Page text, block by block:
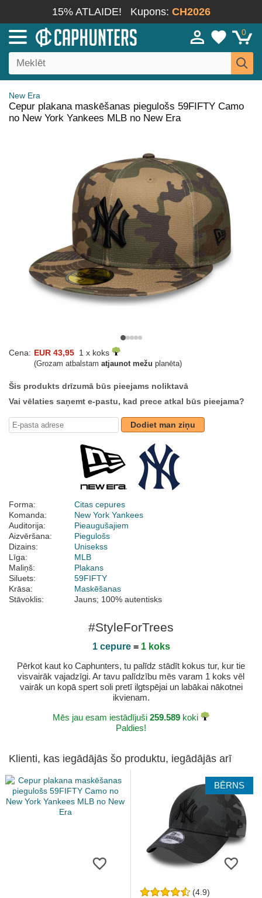
15% ATLAIDE! Kupons: CH2026
0
New Era
Cepur plakana maskēšanas piegulošs 59FIFTY Camo
no New York Yankees MLB no New Era
Cena: EUR 43,95 1 x koks
(Grozam atbalstam atjaunot mežu planēta)
Šis produkts drīzumā būs pieejams noliktavā
Vai vēlaties saņemt e-pastu, kad prece atkal būs pieejama?
Dodiet man ziņu
Forma:
Citas cepures
Komanda:
New York Yankees
Auditorija:
Pieaugušajiem
Aizvēršana:
Piegulošs
Dizains:
Unisekss
Līga:
MLB
Maliņš:
Plakans
Siluets:
59FIFTY
Krāsa:
Maskēšanas
Stāvoklis:
Jauns; 100% autentisks
#StyleForTrees
1 cepure= 1 koks
Pērkot kaut ko Caphunters, tu palīdz stādīt kokus tur, kur tie
visvairāk vajadzīgi. Ar tavu palīdzību mēs varam 1 koks vēl
vairāk un kopā spert soli pretī ilgtspējai un labākai nākotnei
ikvienam.
Mēs jau esam iestādījuši 259.589 koki
Paldies!
Klienti, kas iegādājās šo produktu, iegādājās arī
BĒRNS
(4.9)